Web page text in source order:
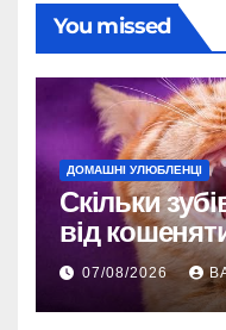
You missed
ДОМАШНІ УЛЮБЛЕНЦІ
Скільки
від
07/08/2026